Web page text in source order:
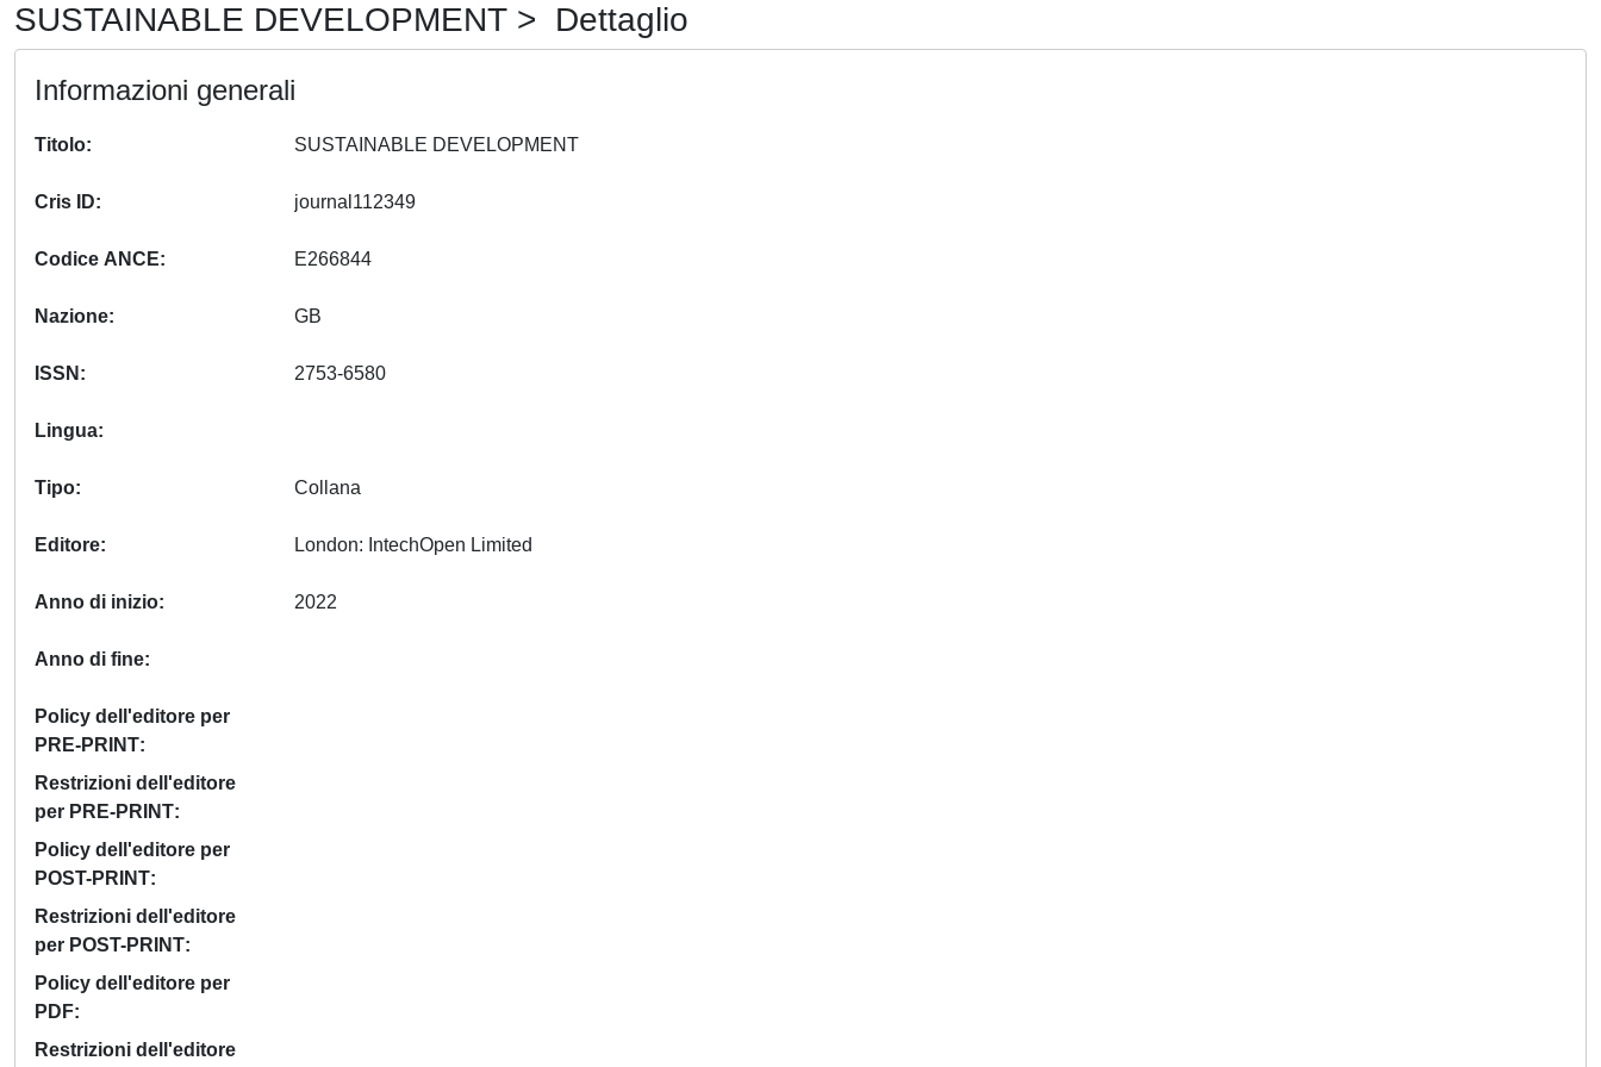
SUSTAINABLE DEVELOPMENT > Dettaglio
Informazioni generali
Titolo
Cris ID
Codice ANCE
Nazione
ISSN
Lingua
Tipo Collana
Editore
Anno di inizio
Anno di fine
Policy dell'editore per
PRE-PRINT
Restrizioni dell'editore
per PRE-PRINT
Policy dell'editore per
POST-PRINT
Restrizioni dell'editore
per POST-PRINT
Policy dell'editore per
PDF
Restrizioni dell'editore